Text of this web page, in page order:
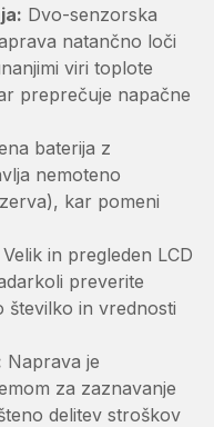
Dvo-senzorska
natančno loči
viri toplote
preprečuje napačne
baterija z
nemoteno
kar pomeni
Velik in pregleden LCD
preverite
in vrednosti
Naprava je
za zaznavanje
delitev stroškov